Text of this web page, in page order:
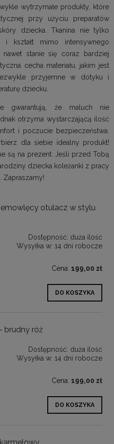
wytrzymałe produkty, które
przy użyciu preparatów
dziecka. Tkanina nie tylko
kształt mimo intensywnego
stanie się coraz bardziej
cecha materiału, jakim jest
przyjemne w dotyku i
dziecku.
gwarantują, że maluch nie
otrzyma wystarczającą ilość
i poczucie bezpieczeństwa.
dla siebie idealny produkt!
są na prezent. Jeśli przed Tobą
dziecka koleżanki z pracy
Zapraszamy!
otulacz w stylu
Dostępność: duża ilość
Wysyłka w: 14 dni robocze
Cena: 199,00 zł
DO KOSZYKA
brudny róż
Dostępność: duża ilość
Wysyłka w: 14 dni robocze
Cena: 199,00 zł
DO KOSZYKA